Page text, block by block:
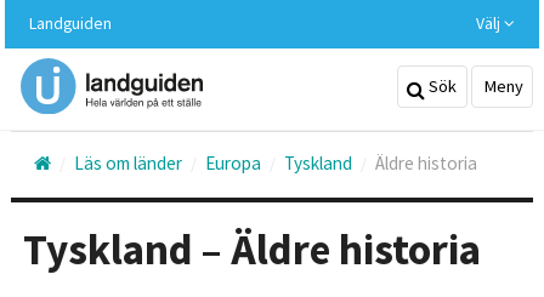
huvudinnehållet
Landguiden Välj
Sök Meny
Läs om länder Europa Tyskland Äldre historia
Tyskland – Äldre historia